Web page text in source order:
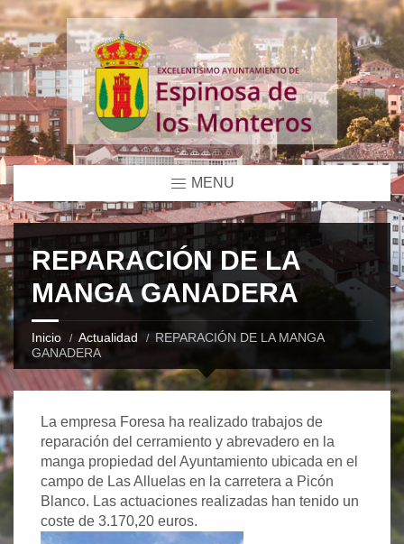
MENU
REPARACIÓN DE LA
MANGA GANADERA
Inicio Actualidad
REPARACIÓN DE LA MANGA
GANADERA
La empresa Foresa ha realizado trabajos de
reparación del cerramiento y abrevadero en la
manga propiedad del Ayuntamiento ubicada en el
campo de Las Alluelas en la carretera a Picón
Blanco. Las actuaciones realizadas han tenido un
coste de 3.170,20 euros.